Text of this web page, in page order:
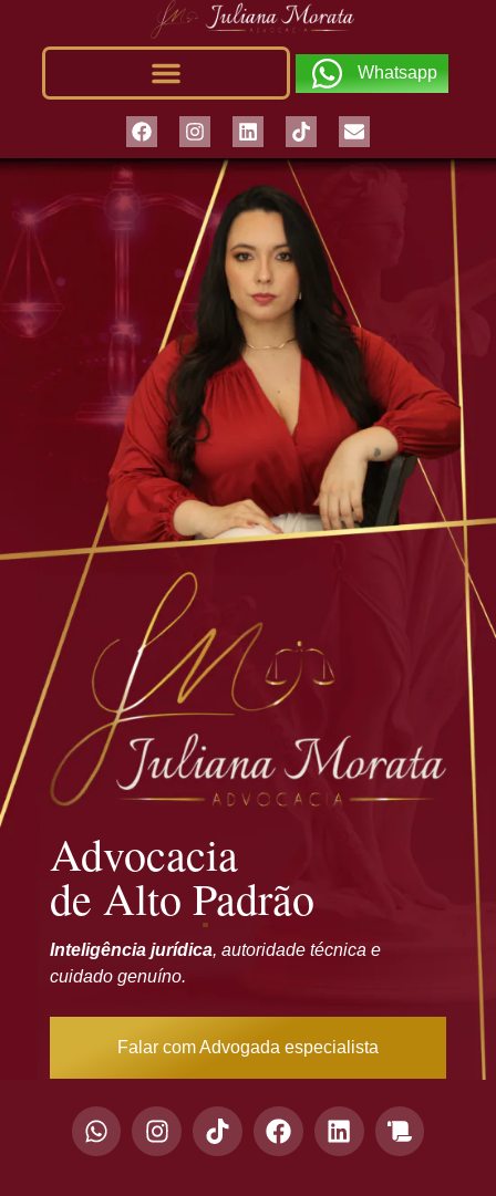
Whatsapp
Advocacia
de Alto Padrão
Inteligência jurídica, autoridade técnica e
cuidado genuíno.
Falar com Advogada especialista